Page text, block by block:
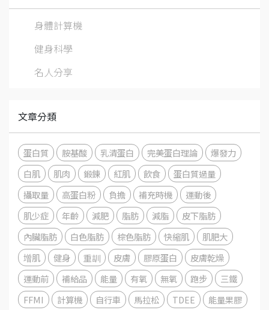
身體計算機
健身科學
名人分享
文章分類
蛋白質 胺基酸 乳清蛋白 完美蛋白理論
爆發力
白肌
肌肉 鍛鍊 紅肌 飲食
蛋白質過量
攝取量
高蛋白粉 負擔 補充時機
運動後
肌少症
年齡 減肥 脂肪 減脂
皮下脂肪
內臟脂肪
白色脂肪 棕色脂肪 快縮肌
肌肥大
增肌
健身 重訓 皮膚 膠原蛋白
皮膚乾燥
運動前
補給品 能量 有氧 無氧 跑步
三鐵
FFMI
計算機 自行車 馬拉松 TDEE
能量果膠